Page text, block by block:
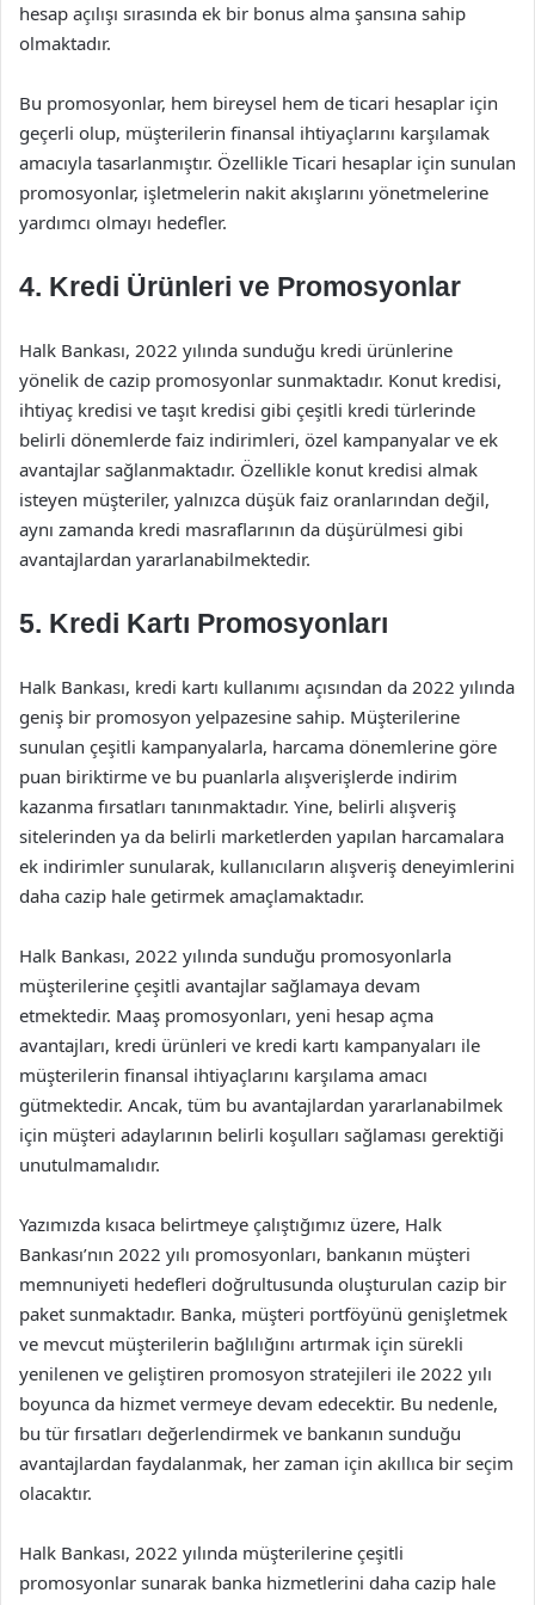
hesap açılışı sırasında ek bir bonus alma şansına sahip
olmaktadır.
Bu promosyonlar, hem bireysel hem de ticari hesaplar için
geçerli olup, müşterilerin finansal ihtiyaçlarını karşılamak
amacıyla tasarlanmıştır. Özellikle Ticari hesaplar için sunulan
promosyonlar, işletmelerin nakit akışlarını yönetmelerine
yardımcı olmayı hedefler.
4. Kredi Ürünleri ve Promosyonlar
Halk Bankası, 2022 yılında sunduğu kredi ürünlerine
yönelik de cazip promosyonlar sunmaktadır. Konut kredisi,
ihtiyaç kredisi ve taşıt kredisi gibi çeşitli kredi türlerinde
belirli dönemlerde faiz indirimleri, özel kampanyalar ve ek
avantajlar sağlanmaktadır. Özellikle konut kredisi almak
isteyen müşteriler, yalnızca düşük faiz oranlarından değil,
aynı zamanda kredi masraflarının da düşürülmesi gibi
avantajlardan yararlanabilmektedir.
5. Kredi Kartı Promosyonları
Halk Bankası, kredi kartı kullanımı açısından da 2022 yılında
geniş bir promosyon yelpazesine sahip. Müşterilerine
sunulan çeşitli kampanyalarla, harcama dönemlerine göre
puan biriktirme ve bu puanlarla alışverişlerde indirim
kazanma fırsatları tanınmaktadır. Yine, belirli alışveriş
sitelerinden ya da belirli marketlerden yapılan harcamalara
ek indirimler sunularak, kullanıcıların alışveriş deneyimlerini
daha cazip hale getirmek amaçlamaktadır.
Halk Bankası, 2022 yılında sunduğu promosyonlarla
müşterilerine çeşitli avantajlar sağlamaya devam
etmektedir. Maaş promosyonları, yeni hesap açma
avantajları, kredi ürünleri ve kredi kartı kampanyaları ile
müşterilerin finansal ihtiyaçlarını karşılama amacı
gütmektedir. Ancak, tüm bu avantajlardan yararlanabilmek
için müşteri adaylarının belirli koşulları sağlaması gerektiği
unutulmamalıdır.
Yazımızda kısaca belirtmeye çalıştığımız üzere, Halk
Bankası’nın 2022 yılı promosyonları, bankanın müşteri
memnuniyeti hedefleri doğrultusunda oluşturulan cazip bir
paket sunmaktadır. Banka, müşteri portföyünü genişletmek
ve mevcut müşterilerin bağlılığını artırmak için sürekli
yenilenen ve geliştiren promosyon stratejileri ile 2022 yılı
boyunca da hizmet vermeye devam edecektir. Bu nedenle,
bu tür fırsatları değerlendirmek ve bankanın sunduğu
avantajlardan faydalanmak, her zaman için akıllıca bir seçim
olacaktır.
Halk Bankası, 2022 yılında müşterilerine çeşitli
promosyonlar sunarak banka hizmetlerini daha cazip hale